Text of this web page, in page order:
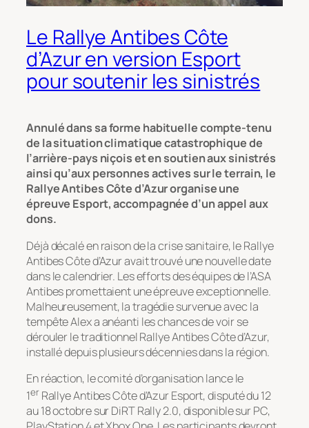
Le Rallye Antibes Côte
d’Azur en version Esport
pour soutenir les sinistrés
Annulé dans sa forme habituelle compte-tenu
de la situation climatique catastrophique de
l’arrière-pays niçois et en soutien aux sinistrés
ainsi qu’aux personnes actives sur le terrain, le
Rallye Antibes Côte d’Azur organise une
épreuve Esport, accompagnée d’un appel aux
dons.
Déjà décalé en raison de la crise sanitaire, le Rallye
Antibes Côte d’Azur avait trouvé une nouvelle date
dans le calendrier. Les efforts des équipes de l’ASA
Antibes promettaient une épreuve exceptionnelle.
Malheureusement, la tragédie survenue avec la
tempête Alex a anéanti les chances de voir se
dérouler le traditionnel Rallye Antibes Côte d’Azur,
installé depuis plusieurs décennies dans la région.
En réaction, le comité d’organisation lance le
1erRallye Antibes Côte d’Azur Esport, disputé du 12
au 18 octobre sur DiRT Rally 2.0, disponible sur PC,